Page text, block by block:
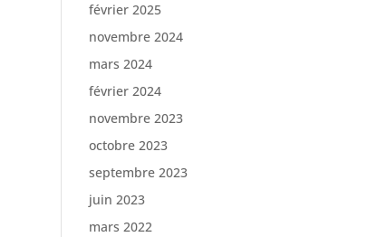
février 2025
novembre 2024
mars 2024
février 2024
novembre 2023
octobre 2023
septembre 2023
juin 2023
mars 2022